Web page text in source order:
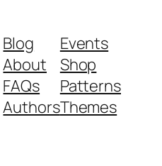
Blog
About
FAQs
Authors
Events
Shop
Patterns
Themes